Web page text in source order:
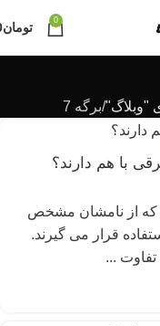
0 تومان
"وبلاگ" برگه 7
با هم دارند؟
که از نامشان مشخص
قرار می گیرند.
تفاوت ...